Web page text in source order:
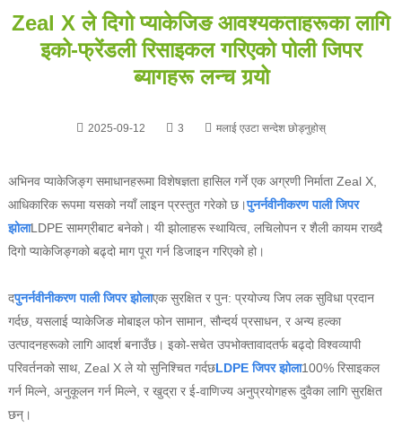
Zeal X ले दिगो प्याकेजिङ आवश्यकताहरूका लागि
इको-फ्रेंडली रिसाइकल गरिएको पोली जिपर
ब्यागहरू लन्च गर्‍यो
2025-09-12 3 मलाई एउटा सन्देश छोड्नुहोस्
अभिनव प्याकेजिङ्ग समाधानहरूमा विशेषज्ञता हासिल गर्ने एक अग्रणी निर्माता Zeal X,
आधिकारिक रूपमा यसको नयाँ लाइन प्रस्तुत गरेको छ।पुनर्नवीनीकरण पाली जिपर
झोलाLDPE सामग्रीबाट बनेको। यी झोलाहरू स्थायित्व, लचिलोपन र शैली कायम राख्दै
दिगो प्याकेजिङ्गको बढ्दो माग पूरा गर्न डिजाइन गरिएको हो।
दपुनर्नवीनीकरण पाली जिपर झोलाएक सुरक्षित र पुन: प्रयोज्य जिप लक सुविधा प्रदान
गर्दछ, यसलाई प्याकेजिङ मोबाइल फोन सामान, सौन्दर्य प्रसाधन, र अन्य हल्का
उत्पादनहरूको लागि आदर्श बनाउँछ। इको-सचेत उपभोक्तावादतर्फ बढ्दो विश्वव्यापी
परिवर्तनको साथ, Zeal X ले यो सुनिश्चित गर्दछLDPE जिपर झोला100% रिसाइकल
गर्न मिल्ने, अनुकूलन गर्न मिल्ने, र खुद्रा र ई-वाणिज्य अनुप्रयोगहरू दुवैका लागि सुरक्षित
छन्।